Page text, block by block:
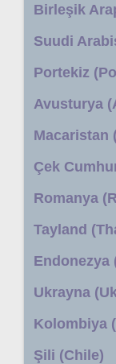
Birleşik
Suudi
Portekiz
Avusturya
Macaristan
Çek
Romanya
Tayland
Endonezya
Ukrayna
Kolombiya
Şili (Chile)